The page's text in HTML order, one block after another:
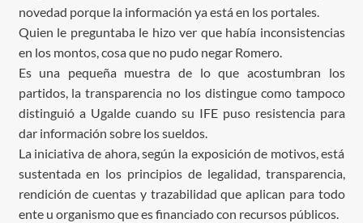
novedad porque la información ya está en los portales.
Quien le preguntaba le hizo ver que había inconsistencias
en los montos, cosa que no pudo negar Romero.
Es una pequeña muestra de lo que acostumbran los
partidos, la transparencia no los distingue como tampoco
distinguió a Ugalde cuando su IFE puso resistencia para
dar información sobre los sueldos.
La iniciativa de ahora, según la exposición de motivos, está
sustentada en los principios de legalidad, transparencia,
rendición de cuentas y trazabilidad que aplican para todo
ente u organismo que es financiado con recursos públicos.